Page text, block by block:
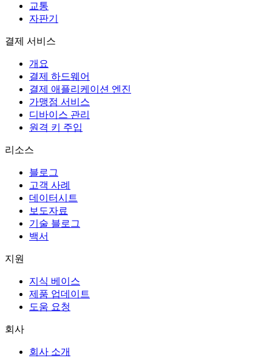
교통
자판기
결제 서비스
개요
결제 하드웨어
결제 애플리케이션 엔진
가맹점 서비스
디바이스 관리
원격 키 주입
리소스
블로그
고객 사례
데이터시트
보도자료
기술 블로그
백서
지원
지식 베이스
제품 업데이트
도움 요청
회사
회사 소개